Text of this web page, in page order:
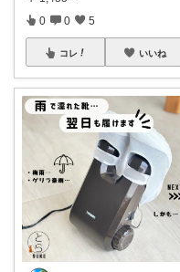
0 0 5
コレ いいね